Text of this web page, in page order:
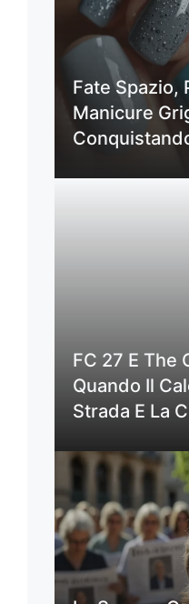
Fate Spazio,
Manicure
FC 27 E The
Quando Il
Strada E La